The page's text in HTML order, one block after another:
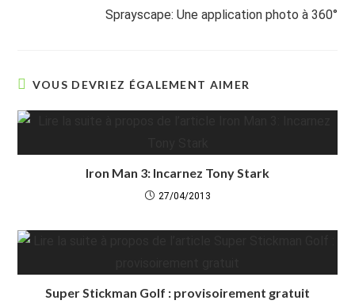
Sprayscape: Une application photo à 360°
VOUS DEVRIEZ ÉGALEMENT AIMER
Iron Man 3: Incarnez Tony Stark
27/04/2013
Super Stickman Golf : provisoirement gratuit